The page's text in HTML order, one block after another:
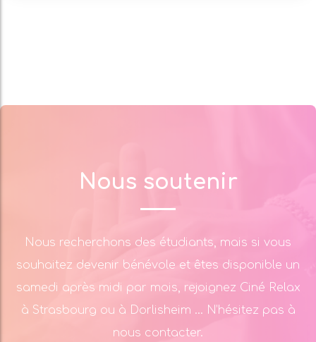
Nous soutenir
Nous recherchons des étudiants, mais si vous
souhaitez devenir bénévole et êtes disponible un
samedi après midi par mois, rejoignez Ciné Relax
à Strasbourg ou à Dorlisheim … N’hésitez pas à
nous contacter.